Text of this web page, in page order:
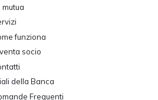
mutua
funziona
socio
della Banca
Frequenti